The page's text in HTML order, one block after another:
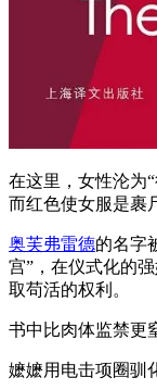
在这里，女性沦为
而红色使女服是裹
奥芙弗雷德的名字
宫”，在仪式化的
取苟活的权利。
书中比肉体监禁更
嬷嬷用电击项圈驯